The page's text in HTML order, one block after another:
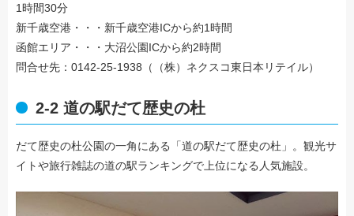
1時間30分
新千歳空港・・・新千歳空港ICから約1時間
函館エリア・・・大沼公園ICから約2時間
問合せ先：0142-25-1938（（株）ネクスコ東日本リテイル）
2-2 道の駅だて歴史の杜
だて歴史の杜公園の一角にある「道の駅だて歴史の杜」。観光サ
イトや旅行雑誌の道の駅ランキングで上位になる人気施設。